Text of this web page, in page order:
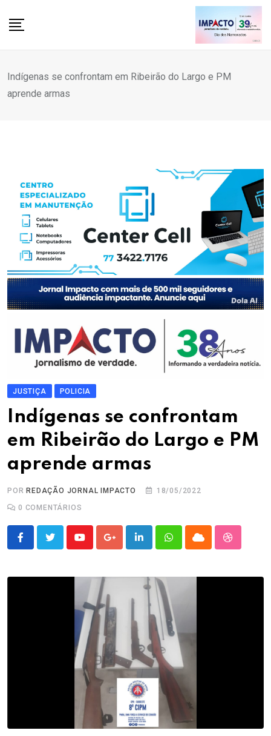
Indígenas se confrontam em Ribeirão do Largo e PM
aprende armas
JUSTIÇA POLICIA
Indígenas se confrontam
em Ribeirão do Largo e PM
aprende armas
POR REDAÇÃO JORNAL IMPACTO
18/05/2022
0 COMENTÁRIOS
YoutubeGoogle+LinkedInWhatsappCloud